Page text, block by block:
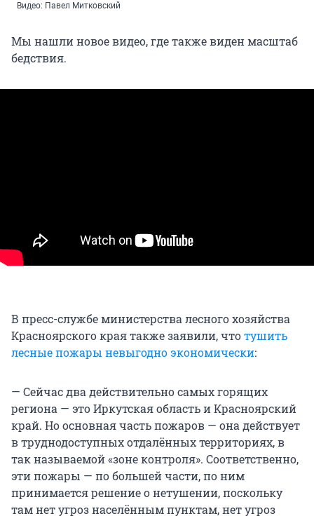
Видео: Павел Митковский
Мы нашли новое видео, где также виден масштаб
бедствия.
В пресс-службе министерства лесного хозяйства
Красноярского края также заявили, чтотушить
лесные пожары невыгодно экономически:
— Сейчас два действительно самых горящих
региона — это Иркутская область и Красноярский
край. Но основная часть пожаров — она действует
в труднодоступных отдалённых территориях, в
так называемой «зоне контроля». Соответственно,
эти пожары — по большей части, по ним
принимается решение о нетушении, поскольку
там нет угроз населённым пунктам, нет угроз